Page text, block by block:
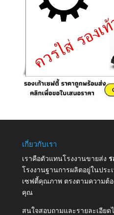
เกี่ยวกับเรา
เราคือตัวแทนโรงงานขายส่ง ร
โรงงานฐานการผลิตอยู่ในประ
เซฟตี้คุณภาพ ตรงตามความต้
คุณ
สนใจสอบถามและรายละเอียดไ